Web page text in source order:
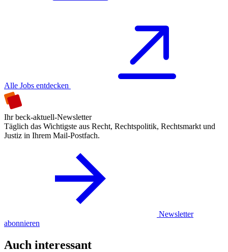
Alle Jobs entdecken
Ihr beck-aktuell-Newsletter
Täglich das Wichtigste aus Recht, Rechtspolitik, Rechtsmarkt und
Justiz in Ihrem Mail-Postfach.
Newsletter
abonnieren
Auch interessant